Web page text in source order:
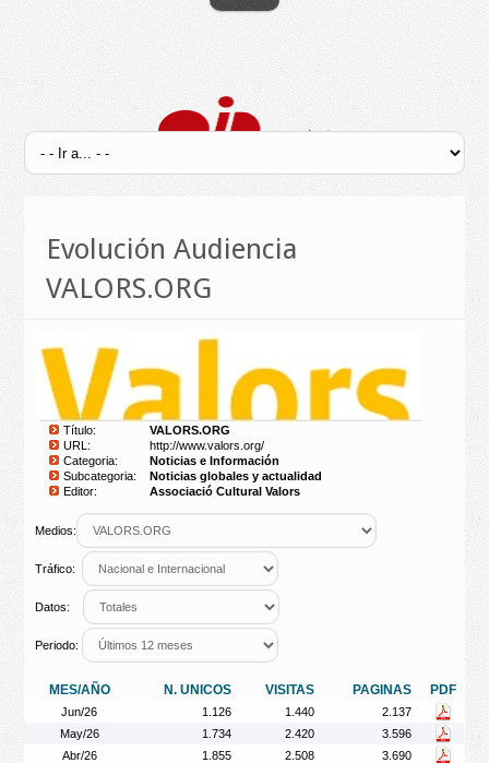
Evolución Audiencia
VALORS.ORG
Título:
VALORS.ORG
URL:
http://www.valors.org/
Categoria:
Noticias e Información
Subcategoria:
Noticias globales y actualidad
Editor:
Associació Cultural Valors
Medios:
Tráfico:
Datos:
Periodo:
MES/AÑO N. UNICOS VISITAS PAGINAS PDF
Jun/26 1.126 1.440
2.137
May/26
1.734 2.420
3.596
Abr/26
1.855 2.508
3.690